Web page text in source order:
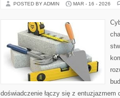
POSTED BY ADMIN MAR - 16 - 2026
doświadczenie łączy się z